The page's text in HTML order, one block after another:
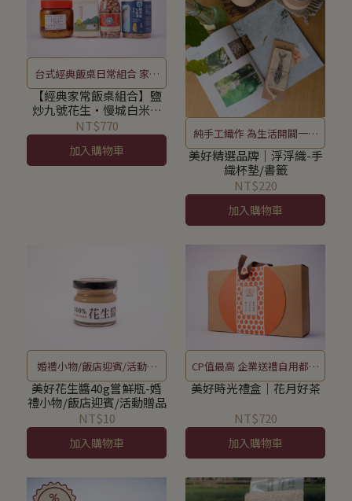
台式經典飯桌日常組合 家常
好味道
【經典家常飯桌組合】鹽
炒九號花生・慢城白米・
宜蘭豆腐乳・七星潭鰹魚
鬆
NT$770
加入購物車
純手工織作 為生活開闢一方
休憩地
美好精選品牌│浮浮織-手
織杯墊/書籤
NT$220
加入購物車
婚禮小物/飯店迎賓/活動贈
品人氣小瓶裝
美好花生醬40g嘗鮮瓶-婚
禮小物/飯店迎賓/活動贈品
NT$10
加入購物車
CP值最高 企業送禮自用都推
薦
美好時光禮盒│花月好茶
NT$720
加入購物車